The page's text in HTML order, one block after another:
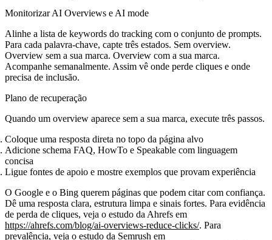
Monitorizar AI Overviews e AI mode
Alinhe a lista de keywords do tracking com o conjunto de prompts.
Para cada palavra‑chave, capte três estados. Sem overview.
Overview sem a sua marca. Overview com a sua marca.
Acompanhe semanalmente. Assim vê onde perde cliques e onde
precisa de inclusão.
Plano de recuperação
Quando um overview aparece sem a sua marca, execute três passos.
Coloque uma resposta direta no topo da página alvo
Adicione schema FAQ, HowTo e Speakable com linguagem
concisa
Ligue fontes de apoio e mostre exemplos que provam experiência
O Google e o Bing querem páginas que podem citar com confiança.
Dê uma resposta clara, estrutura limpa e sinais fortes. Para evidência
de perda de cliques, veja o estudo da Ahrefs em
https://ahrefs.com/blog/ai-overviews-reduce-clicks/. Para
prevalência, veja o estudo da Semrush em